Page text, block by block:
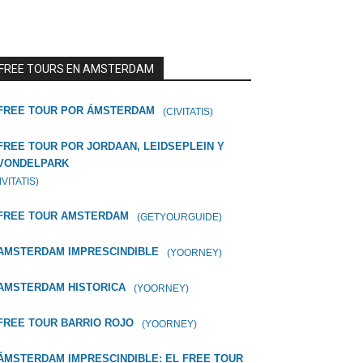
TOURS EN AMSTERDAM
TOUR POR ÁMSTERDAM (CIVITATIS)
TOUR POR JORDAAN, LEIDSEPLEIN Y
TOUR AMSTERDAM (GETYOURGUIDE)
IMPRESCINDIBLE (YOORNEY)
HISTORICA (YOORNEY)
TOUR BARRIO ROJO (YOORNEY)
IMPRESCINDIBLE: EL FREE TOUR